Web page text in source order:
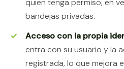
bandejas privadas.
Acceso con la propia
entra con su usuario y la
registrada, lo que mejora